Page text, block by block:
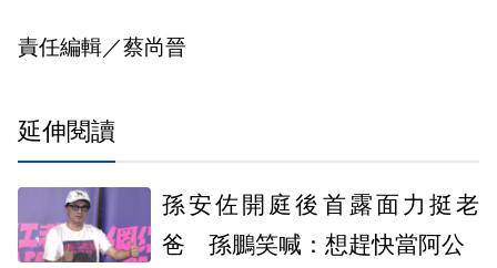
責任編輯／蔡尚晉
延伸閱讀
孫安佐開庭後首露面力挺老
爸 孫鵬笑喊：想趕快當阿公